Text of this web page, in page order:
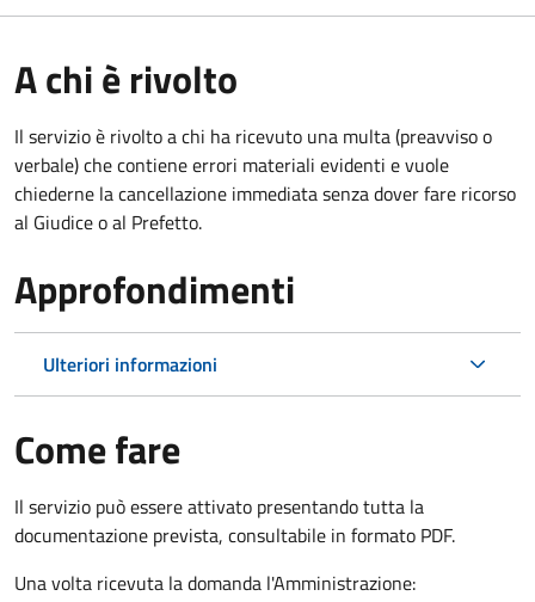
A chi è rivolto
Il servizio è rivolto a chi ha ricevuto una multa (preavviso o
verbale) che contiene errori materiali evidenti e vuole
chiederne la cancellazione immediata senza dover fare ricorso
al Giudice o al Prefetto.
Approfondimenti
Ulteriori informazioni
Come fare
Il servizio può essere attivato presentando tutta la
documentazione prevista, consultabile in formato PDF.
Una volta ricevuta la domanda l'Amministrazione: